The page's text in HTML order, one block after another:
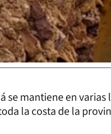
se mantiene en
la costa de la